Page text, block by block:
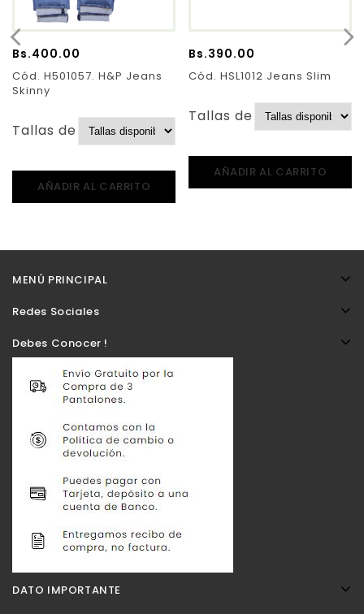
Bs.400.00
Cód. H501057. H&P Jeans
Skinny
Tallas de Pantalones:
AÑADIR AL CARRITO
Bs.390.00
Cód. HSL1012 Jeans Slim
Tallas de Pantalones:
AÑADIR AL CARRITO
MENÚ PRINCIPAL
Redes Sociales
Debes Conocer !
DATO IMPORTANTE